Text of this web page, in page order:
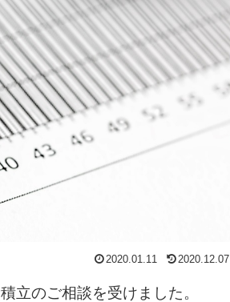
2020.01.11 2020.12.07
立のご相談を受けました。